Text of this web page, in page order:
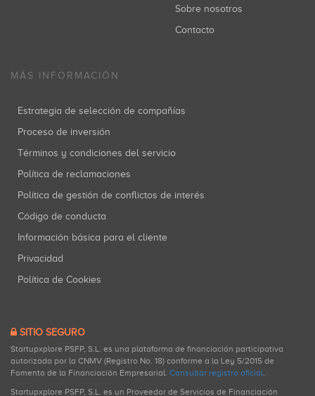
Sobre nosotros
Contacto
MÁS INFORMACIÓN
Estrategia de selección de compañías
Proceso de inversión
Términos y condiciones del servicio
Política de reclamaciones
Política de gestión de conflictos de interés
Código de conducta
Información básica para el cliente
Privacidad
Política de Cookies
SITIO SEGURO
Startupxplore PSFP, S.L. es una plataforma de financiación participativa
autorizada por la CNMV (Registro No. 18) conforme a la Ley 5/2015 de
Fomento de la Financiación Empresarial. Consultar registro oficial
Startupxplore PSFP, S.L. es un Proveedor de Servicios de Financiación